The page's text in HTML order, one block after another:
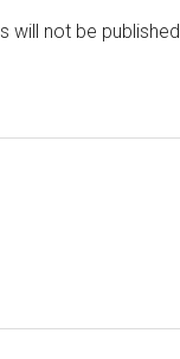
will not be published.